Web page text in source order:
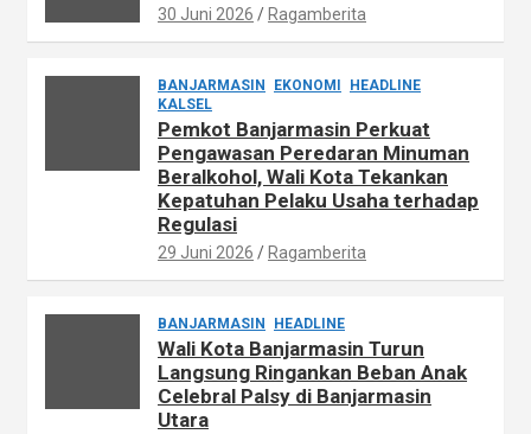
30 Juni 2026 Ragamberita
BANJARMASIN EKONOMI
HEADLINE
KALSEL
Pemkot Banjarmasin Perkuat
Pengawasan Peredaran Minuman
Beralkohol, Wali Kota Tekankan
Kepatuhan Pelaku Usaha terhadap
Regulasi
29 Juni 2026 Ragamberita
BANJARMASIN HEADLINE
Wali Kota Banjarmasin Turun
Langsung Ringankan Beban Anak
Celebral Palsy di Banjarmasin
Utara